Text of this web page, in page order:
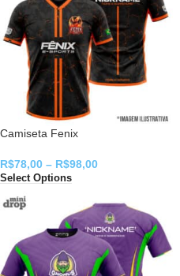
Camiseta Fenix
R$78,00 – R$98,00
Select Options